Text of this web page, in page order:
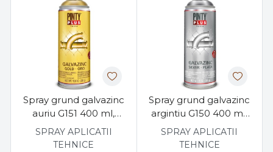
Spray grund galvazinc
auriu G151 400 ml,
galvanizant la rece,
anticoroziv, 600°C
SPRAY APLICATII
TEHNICE
Spray grund galvazinc
argintiu G150 400 ml,
galvanizant la rece,
anticoroziv, 600°C
SPRAY APLICATII
TEHNICE